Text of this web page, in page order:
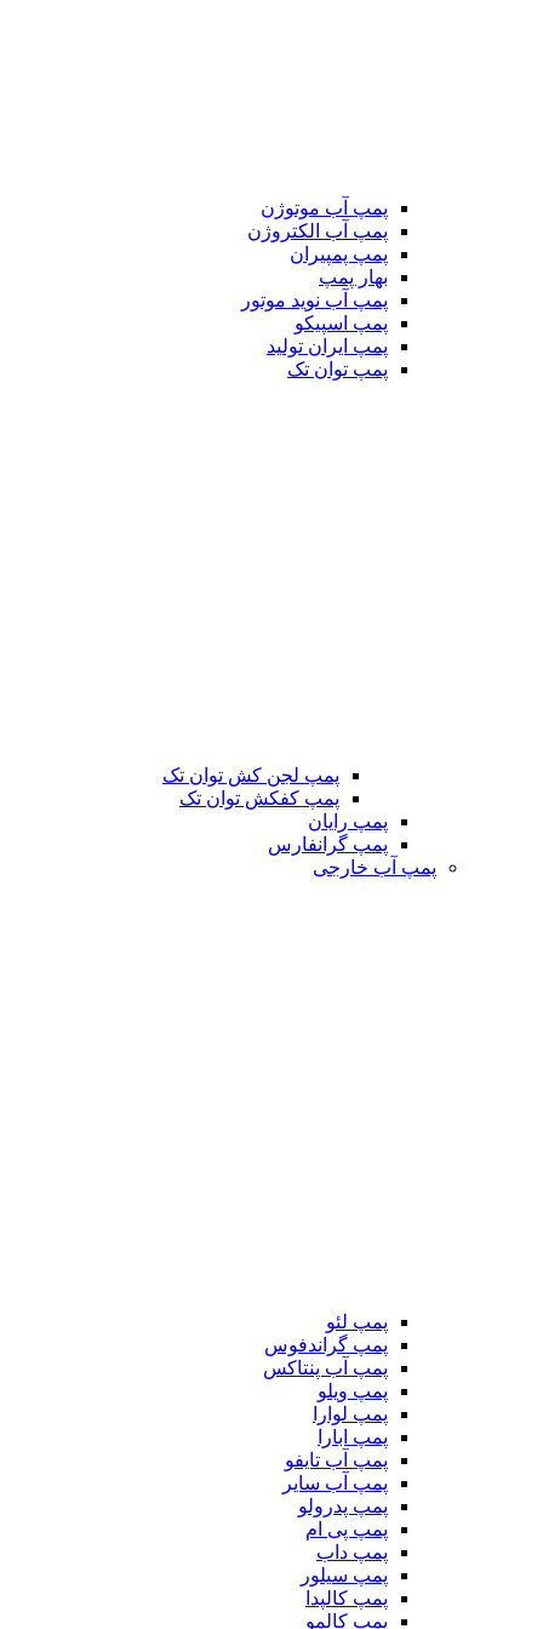
پمپ آب موتوژن
پمپ آب الکتروژن
پمپ پمپیران
بهار پمپ
پمپ آب نوید موتور
پمپ اسپیکو
پمپ ایران تولید
پمپ توان تک
پمپ لجن کش توان تک
پمپ کفکش توان تک
پمپ رایان
پمپ گرانفارس
پمپ آب خارجی
پمپ لئو
پمپ گراندفوس
پمپ آب پنتاکس
پمپ ویلو
پمپ لوارا
پمپ ابارا
پمپ آب تایفو
پمپ آب سایر
پمپ پدرولو
پمپ پی ام
پمپ داب
پمپ سیلور
پمپ کالپدا
پمپ کالمو